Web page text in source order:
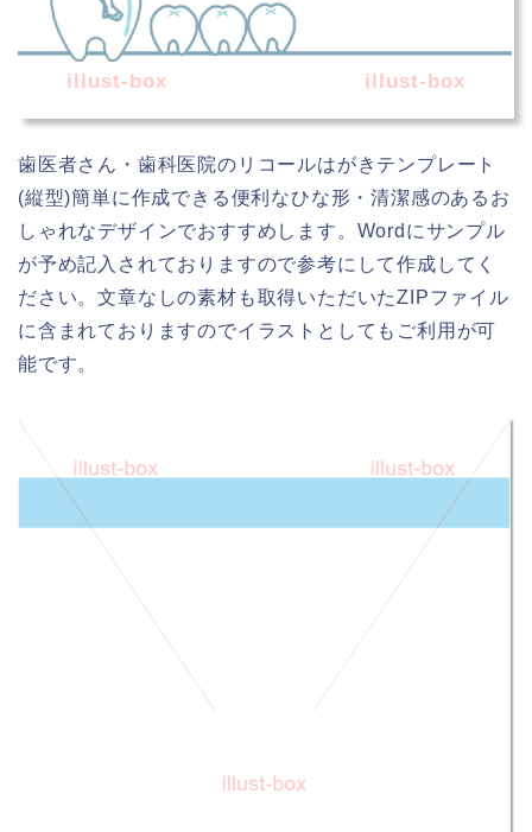
illust-box illust-box
歯医者さん・歯科医院のリコールはがきテンプレート
(縦型)簡単に作成できる便利なひな形・清潔感のあるお
しゃれなデザインでおすすめします。Wordにサンプル
が予め記入されておりますので参考にして作成してく
ださい。文章なしの素材も取得いただいたZIPファイル
に含まれておりますのでイラストとしてもご利用が可
能です。